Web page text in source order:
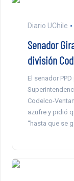
Diario UChile
Senador
división
El senador
Codelco-
azufre y pidió
“hasta que se